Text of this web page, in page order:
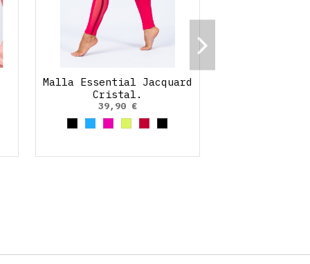
Malla Essential Jacquard
Cristal.
39,90 €
NegroAzul claro
FucsiaAmarillo Neon
Rojo Cereza
Negro/Neón